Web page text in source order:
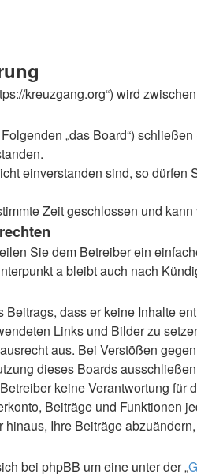
kreuzgang.org“) wird
„das Board“)
einverstanden sind, so
Zeit geschlossen und
Sie dem Betreiber ein
a bleibt auch nach
dass er keine Inhalte
Links und Bilder zu
aus. Bei Verstößen
dieses Boards
keine Verantwortung
Beiträge und Funktionen
Ihre Beiträge
bei phpBB um eine unter der „